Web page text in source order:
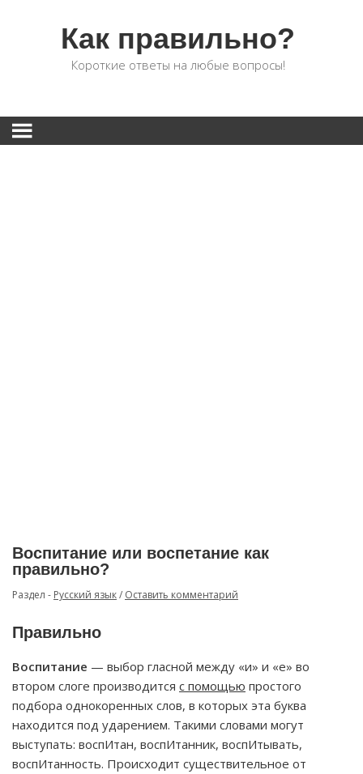
Как правильно?
Короткие ответы на любые вопросы!
Воспитание или воспетание как
правильно?
Раздел - Русский язык/ Оставить комментарий
Правильно
Воспитание — выбор гласной между «и» и «е» во
втором слоге производится с помощью простого
подбора однокоренных слов, в которых эта буква
находится под ударением. Такими словами могут
выступать: воспИтан, воспИтанник, воспИтывать,
воспИтанность. Происходит существительное от